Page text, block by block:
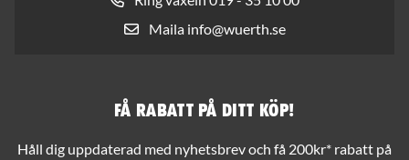
Maila info@wuerth.se
Få rabatt på ditt köp!
Håll dig uppdaterad med nyhetsbrev och få 200kr* rabatt på